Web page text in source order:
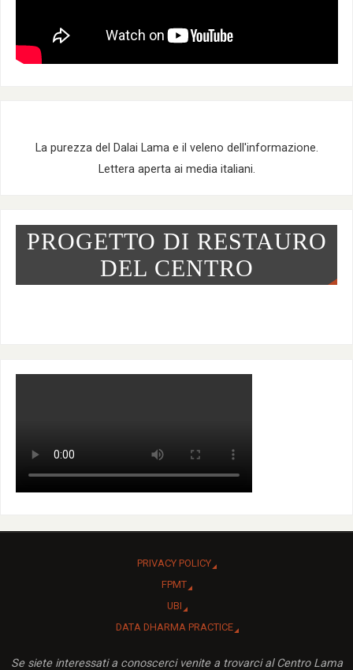
La purezza del Dalai Lama e il veleno dell'informazione.
Lettera aperta ai media italiani.
PROGETTO DI RESTAURO
DEL CENTRO
PRIVACY POLICY
FPMT
UBI
DATA DHARMA PRACTICE
Se siete interessati a conoscerci venite a trovarci al Centro Lama